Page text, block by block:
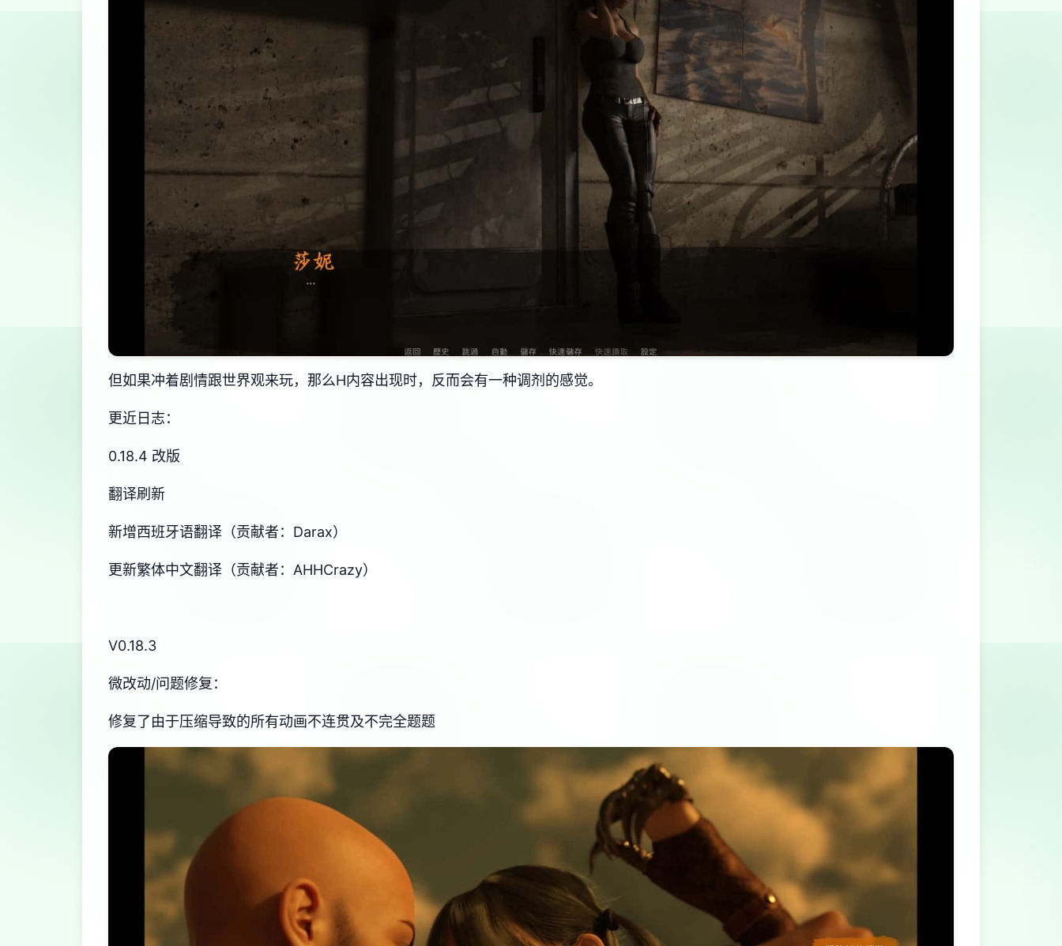
但如果冲着剧情跟世界观来玩，那么H内容出现时，反而会有一种调剂的感觉。
更近日志：
0.18.4 改版
翻译刷新
新增西班牙语翻译（贡献者：Darax）
更新繁体中文翻译（贡献者：AHHCrazy）
V0.18.3
微改动/问题修复：
修复了由于压缩导致的所有动画不连贯及不完全题题